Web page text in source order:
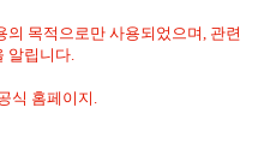
목적으로만 사용되었으며, 관련
알립니다.
식 홈페이지.